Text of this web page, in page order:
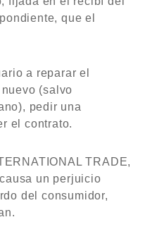
que el
a reparar el
(salvo
pedir una
el contrato.
TRADE,
un perjuicio
del consumidor,